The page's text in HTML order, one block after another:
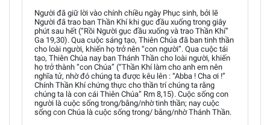
Người đã giữ lời vào chính chiều ngày Phục sinh, bởi lẽ
Người đã trao ban Thần Khí khi gục đầu xuống trong giây
phút sau hết (“Rồi Người gục đầu xuống và trao Thần Khí”
Ga 19,30). Qua cuộc sáng tạo, Thiên Chúa đã ban tinh thần
cho loài người, khiến họ trở nên “con người”. Qua cuộc tái
tạo, Thiên Chúa nay ban Thánh Thần cho loài người, khiến
họ trở thành “con Chúa” (“Thần Khí làm cho anh em nên
nghĩa tử, nhờ đó chúng ta được kêu lên : “Abba ! Cha ơi !”
Chính Thần Khí chứng thực cho thần trí chúng ta rằng
chúng ta là con cái Thiên Chúa” Rm 8,15). Cuộc sống con
người là cuộc sống trong/bằng/nhờ tinh thần; nay cuộc
sống con Chúa là cuộc sống trong/ bằng/nhờ Thánh Thần.